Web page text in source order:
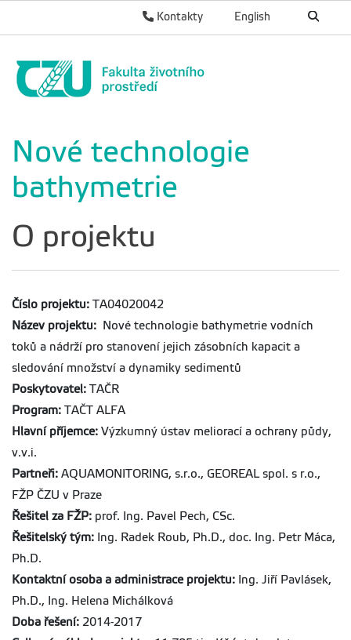
English
Kontakty
Nové technologie
bathymetrie
O projektu
Číslo projektu: TA04020042
Název projektu: Nové technologie bathymetrie vodních
toků a nádrží pro stanovení jejich zásobních kapacit a
sledování množství a dynamiky sedimentů
Poskytovatel: TAČR
Program: TAČT ALFA
Hlavní příjemce: Výzkumný ústav meliorací a ochrany půdy,
v.v.i.
Partneři: AQUAMONITORING, s.r.o., GEOREAL spol. s r.o.,
FŽP ČZU v Praze
Řešitel za FŽP: prof. Ing. Pavel Pech, CSc.
Řešitelský tým: Ing. Radek Roub, Ph.D., doc. Ing. Petr Máca,
Ph.D.
Kontaktní osoba a administrace projektu: Ing. Jiří Pavlásek,
Ph.D., Ing. Helena Michálková
Doba řešení: 2014-2017